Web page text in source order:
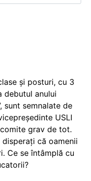
și posturi, cu 3
debutul anului
sunt semnalate de
USLI
grav de tot.
că oamenii
Ce se întâmplă cu